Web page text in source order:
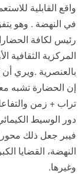
واقع القابلية
في النهضة . وهو
رئيس لكافة
المركزية الثقافية
بالعنصرية .ويري
إن الحضارة تشبه
تراب + زمن
دور الوسيط
فيبر جعل ذلك محور
النهضة، القضايا
وغيرها.